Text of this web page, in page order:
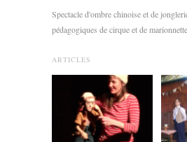
Spectacle d'ombre chinoise et de
pédagogiques de cirque et de
ARTICLES